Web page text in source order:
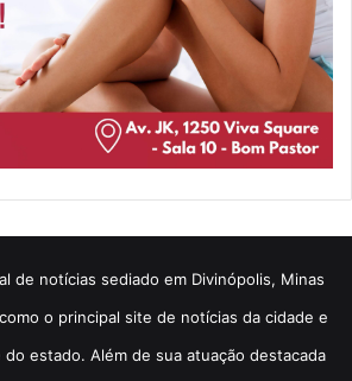
de notícias sediado em Divinópolis, Minas
o principal site de notícias da cidade e
estado. Além de sua atuação destacada